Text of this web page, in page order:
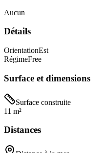
Aucun
Détails
OrientationEst
RégimeFree
Surface et dimensions
Surface construite
11 m²
Distances